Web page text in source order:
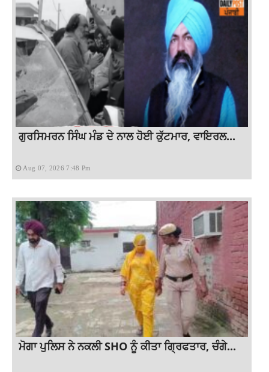
ਗੁਰਸਿਮਰਨ ਸਿੰਘ ਮੰਡ ਦੇ ਨਾਲ ਹੋਈ ਕੁੱਟਮਾਰ, ਵਾਇਰਲ...
Aug 07, 2026 7:48 Pm
ਮੋਗਾ ਪੁਲਿਸ ਨੇ ਨਕਲੀ SHO ਨੂੰ ਕੀਤਾ ਗ੍ਰਿਫਤਾਰ, ਚੰਗੇ...